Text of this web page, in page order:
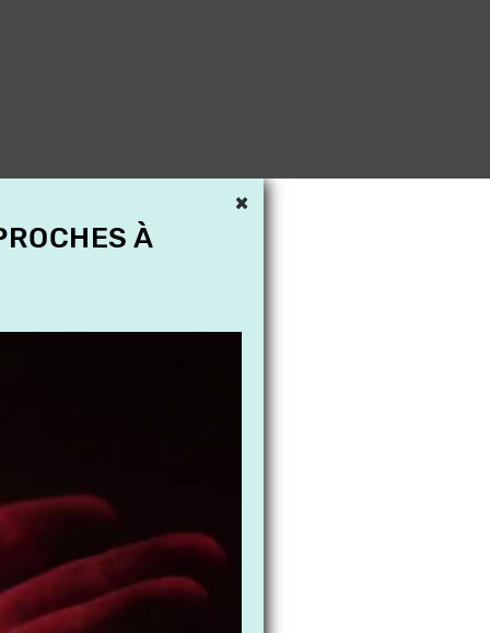
×
À